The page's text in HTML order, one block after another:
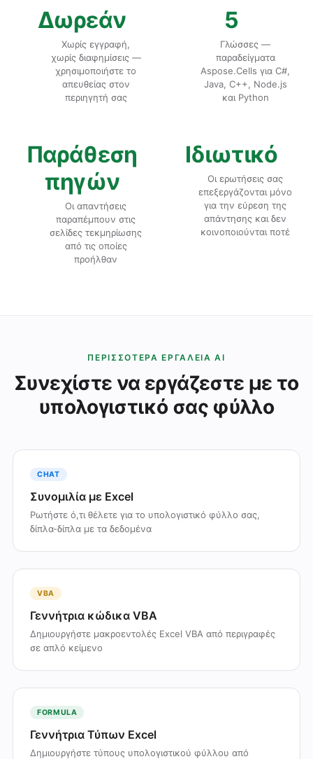
Δωρεάν
Χωρίς εγγραφή,
χωρίς διαφημίσεις —
χρησιμοποιήστε το
απευθείας στον
περιηγητή σας
5
Γλώσσες —
παραδείγματα
Aspose.Cells για C#,
Java, C++, Node.js
και Python
Παράθεση
πηγών
Οι απαντήσεις
παραπέμπουν στις
σελίδες τεκμηρίωσης
από τις οποίες
προήλθαν
Ιδιωτικό
Οι ερωτήσεις σας
επεξεργάζονται μόνο
για την εύρεση της
απάντησης και δεν
κοινοποιούνται ποτέ
ΠΕΡΙΣΣΌΤΕΡΑ ΕΡΓΑΛΕΊΑ AI
Συνεχίστε να εργάζεστε με το
υπολογιστικό σας φύλλο
CHAT
Συνομιλία με Excel
Ρωτήστε ό,τι θέλετε για το υπολογιστικό φύλλο σας,
δίπλα-δίπλα με τα δεδομένα
VBA
Γεννήτρια κώδικα VBA
Δημιουργήστε μακροεντολές Excel VBA από περιγραφές
σε απλό κείμενο
FORMULA
Γεννήτρια Τύπων Excel
Δημιουργήστε τύπους υπολογιστικού φύλλου από